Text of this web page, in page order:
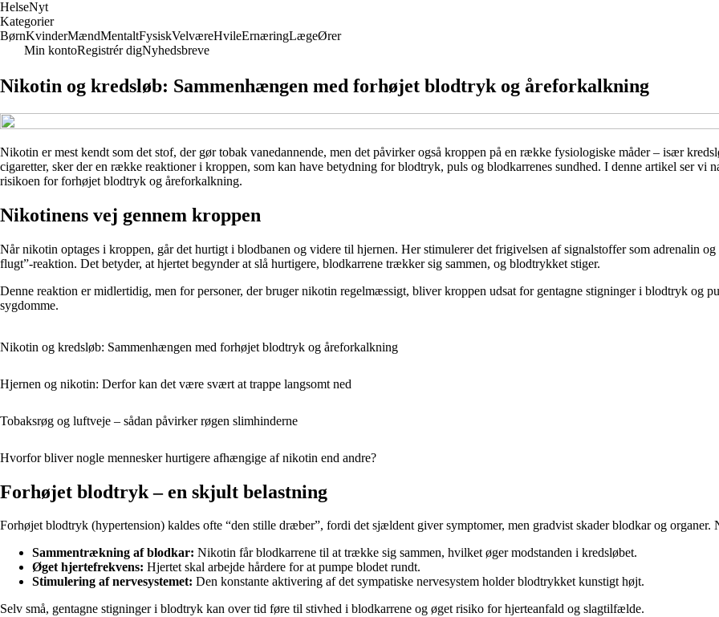
HelseNyt
Kategorier
BørnKvinderMændMentaltFysiskVelværeHvileErnæringLægeØrer
Min kontoRegistrér digNyhedsbreve
Nikotin og kredsløb: Sammenhængen med forhøjet blodtryk og åreforkalkning
Nikotin er mest kendt som det stof, der gør tobak vanedannende, men det påvirker også kroppen på en række fysiologiske måder – især
cigaretter, sker der en række reaktioner i kroppen, som kan have betydning for blodtryk, puls og blodkarrenes sundhed. I denne artikel ser
risikoen for forhøjet blodtryk og åreforkalkning.
Nikotinens vej gennem kroppen
Når nikotin optages i kroppen, går det hurtigt i blodbanen og videre til hjernen. Her stimulerer det frigivelsen af signalstoffer som adrenalin
flugt”-reaktion. Det betyder, at hjertet begynder at slå hurtigere, blodkarrene trækker sig sammen, og blodtrykket stiger.
Denne reaktion er midlertidig, men for personer, der bruger nikotin regelmæssigt, bliver kroppen udsat for gentagne stigninger i blodtryk og
sygdomme.
Nikotin og kredsløb: Sammenhængen med forhøjet blodtryk og åreforkalkning
Hjernen og nikotin: Derfor kan det være svært at trappe langsomt ned
Tobaksrøg og luftveje – sådan påvirker røgen slimhinderne
Hvorfor bliver nogle mennesker hurtigere afhængige af nikotin end andre?
Forhøjet blodtryk – en skjult belastning
Forhøjet blodtryk (hypertension) kaldes ofte “den stille dræber”, fordi det sjældent giver symptomer, men gradvist skader blodkar og
Sammentrækning af blodkar: Nikotin får blodkarrene til at trække sig sammen, hvilket øger modstanden i kredsløbet.
Øget hjertefrekvens: Hjertet skal arbejde hårdere for at pumpe blodet rundt.
Stimulering af nervesystemet: Den konstante aktivering af det sympatiske nervesystem holder blodtrykket kunstigt højt.
Selv små, gentagne stigninger i blodtryk kan over tid føre til stivhed i blodkarrene og øget risiko for hjerteanfald og slagtilfælde.